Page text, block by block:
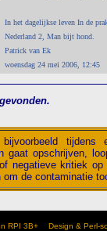
In het dagelijkse leven In de
Nederland 2, Man bijt hond.
Patrick van Ek
woensdag 24 mei 2006, 12:45
tijdens
gaat opschrijven,
negatieve kritiek
om de contaminatie
RPI 3B+ Design &